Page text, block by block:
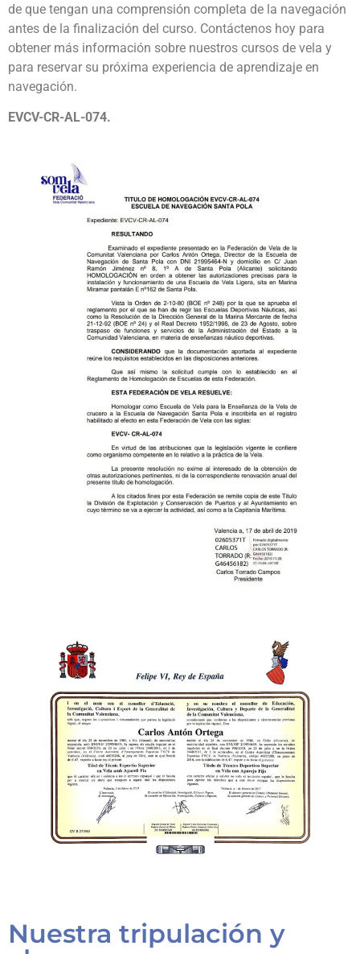
de que tengan una comprensión completa de la navegación
antes de la finalización del curso. Contáctenos hoy para
obtener más información sobre nuestros cursos de vela y
para reservar su próxima experiencia de aprendizaje en
navegación.
EVCV-CR-AL-074.
Nuestra tripulación y